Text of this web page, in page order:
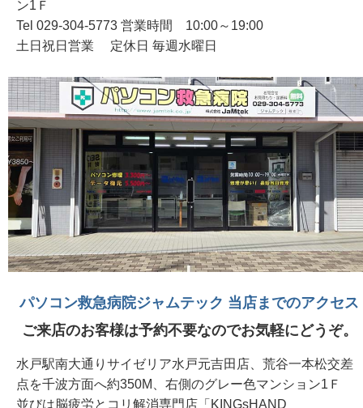
ン1Ｆ
Tel 029-304-5773 営業時間 10:00～19:00
土日祝日営業 定休日 毎週水曜日
パソコン救急病院ジャムテック 当店までのアクセス
ご来店のお客様は予約不要なのでお気軽にどうぞ。
水戸駅南大通りサイゼリア水戸元吉田店、荒谷一本松交差
点を千波方面へ約350M、右側のグレー色マンション1Ｆ
並びは脳疲労とコリ解消専門店「KINGsHAND